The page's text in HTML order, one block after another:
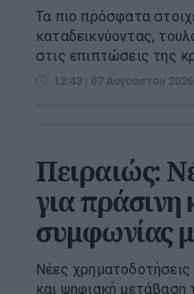
Τα πιο πρόσφατα
καταδεικνύοντας,
στις επιπτώσεις της
12:43 | 07 Αυγούστου 2026
Πειραιώς:
για
συμφωνίας
Νέες
και ψηφιακή μετάβαση